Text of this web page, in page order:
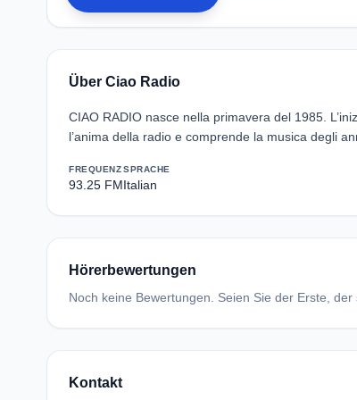
Über Ciao Radio
CIAO RADIO nasce nella primavera del 1985.
l’anima della radio e comprende la musica degli
FREQUENZ
93.25 FM
SPRACHE
Italian
Hörerbewertungen
Noch keine Bewertungen. Seien Sie der Erste,
Kontakt